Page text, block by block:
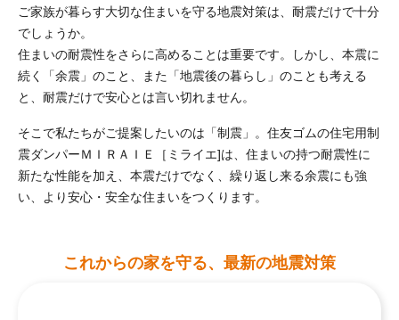
ご家族が暮らす大切な住まいを守る地震対策は、耐震だけで十分
でしょうか。
住まいの耐震性をさらに高めることは重要です。しかし、本震に
続く「余震」のこと、また「地震後の暮らし」のことも考える
と、耐震だけで安心とは言い切れません。
そこで私たちがご提案したいのは「制震」。住友ゴムの住宅用制
震ダンパーＭＩＲＡＩＥ［ミライエ]は、住まいの持つ耐震性に
新たな性能を加え、本震だけでなく、繰り返し来る余震にも強
い、より安心・安全な住まいをつくります。
これからの家を守る、最新の地震対策